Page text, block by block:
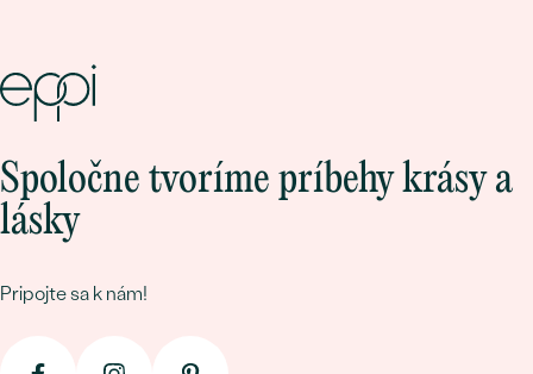
Spoločne tvoríme príbehy krásy a
lásky
Pripojte sa k nám!